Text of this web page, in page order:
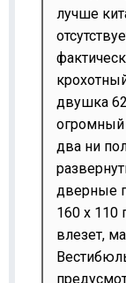
лучше
двушка
огромный
два ни
дверные
160 х 110
влезет,